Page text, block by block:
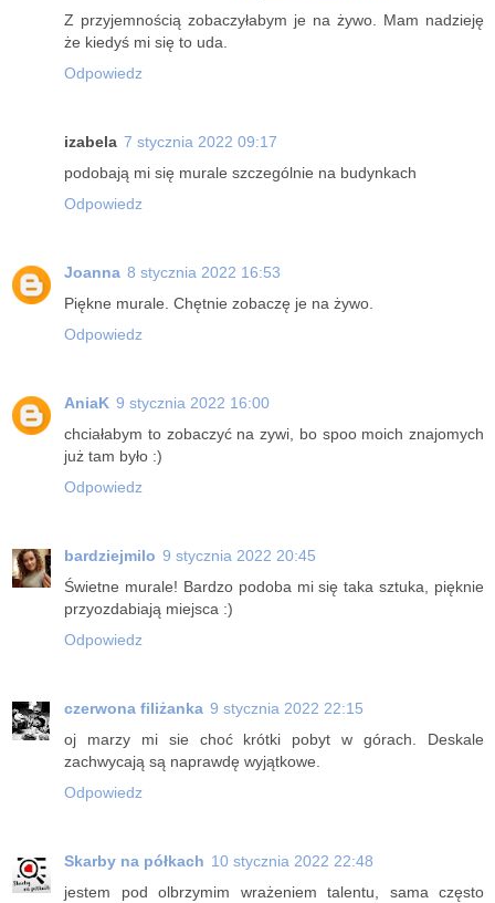
Z przyjemnością zobaczyłabym je na żywo. Mam nadzieję
że kiedyś mi się to uda.
Odpowiedz
izabela 7 stycznia 2022 09:17
podobają mi się murale szczególnie na budynkach
Odpowiedz
Joanna 8 stycznia 2022 16:53
Piękne murale. Chętnie zobaczę je na żywo.
Odpowiedz
AniaK 9 stycznia 2022 16:00
chciałabym to zobaczyć na zywi, bo spoo moich znajomych
już tam było :)
Odpowiedz
bardziejmilo 9 stycznia 2022 20:45
Świetne murale! Bardzo podoba mi się taka sztuka, pięknie
przyozdabiają miejsca :)
Odpowiedz
czerwona filiżanka 9 stycznia 2022 22:15
oj marzy mi sie choć krótki pobyt w górach. Deskale
zachwycają są naprawdę wyjątkowe.
Odpowiedz
Skarby na półkach 10 stycznia 2022 22:48
jestem pod olbrzymim wrażeniem talentu, sama często